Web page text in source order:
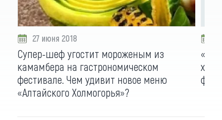
27 июня 2018
Супер-шеф угостит мороженым из
камамбера на гастрономическом
фестивале. Чем удивит новое меню
«Алтайского Холмогорья»?